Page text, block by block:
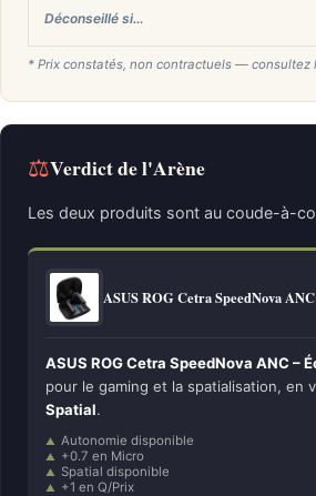
Déconseillé si…
* Prix constatés, non contractuels — consultez
⚖Verdict de l'Arène
Les deux produits sont au coude-à-
ASUS ROG Cetra SpeedNova
ASUS ROG Cetra SpeedNova ANC –
pour le gaming et la spatialisation, en
Spatial.
Autonomie disponible
+0.7 en Micro
Spatial disponible
+1 en Q/Prix